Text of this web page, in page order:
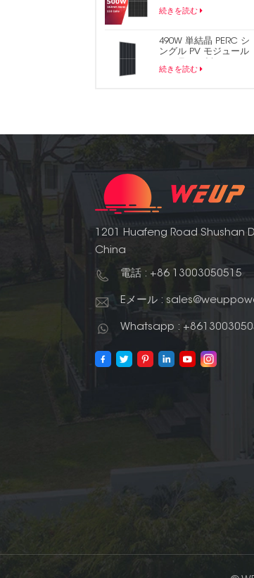
続きを読む
490W 単結晶 PERC シ
ングル PV モジュール
続きを読む
1201 Huafeng Road Shushan
China
電話 : +86 13003050515
Eメール :
Whatsapp :